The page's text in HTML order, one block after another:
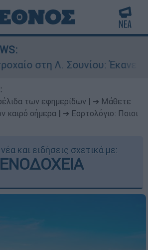
Σουνίου: Έκανε αναστροφή
των εφημερίδων
➔ Μάθετε
καιρό σήμερα
➔ Εορτολόγιο: Ποιοι
και ειδήσεις σχετικά με: